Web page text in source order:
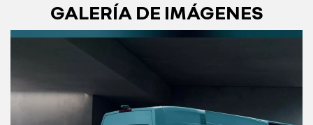
GALERÍA DE IMÁGENES